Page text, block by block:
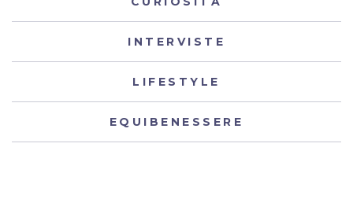
INTERVISTE
LIFESTYLE
EQUIBENESSERE